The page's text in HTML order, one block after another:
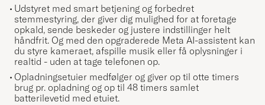
Udstyret med smart betjening og forbedret
stemmestyring, der giver dig mulighed for at foretage
opkald, sende beskeder og justere indstillinger helt
håndfrit. Og med den opgraderede Meta AI-assistent kan
du styre kameraet, afspille musik eller få oplysninger i
realtid - uden at tage telefonen op.
Opladningsetuier medfølger og giver op til otte timers
brug pr. opladning og op til 48 timers samlet
batterilevetid med etuiet.